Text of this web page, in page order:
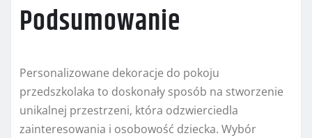
Podsumowanie
Personalizowane dekoracje do pokoju
przedszkolaka to doskonały sposób na stworzenie
unikalnej przestrzeni, która odzwierciedla
zainteresowania i osobowość dziecka. Wybór